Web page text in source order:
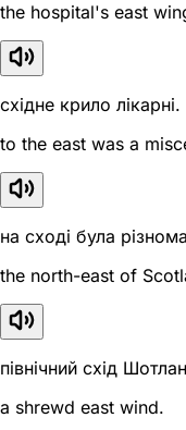
the hospital's east
східне крило лікарні.
to the east was a
на сході була
the north-east of
північний схід
a shrewd east wind.